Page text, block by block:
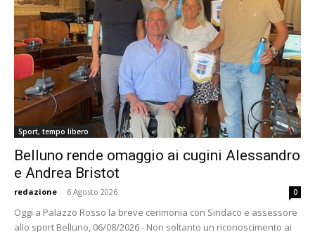
Sport, tempo libero
Belluno rende omaggio ai cugini Alessandro
e Andrea Bristot
redazione - 6 Agosto 2026 0
Oggi a Palazzo Rosso la breve cerimonia con Sindaco e assessore
allo sport Belluno, 06/08/2026 - Non soltanto un riconoscimento ai